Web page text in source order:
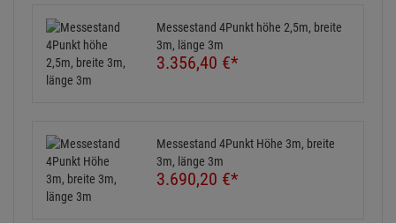
Messestand 4Punkt höhe 2,5m, breite
3m, länge 3m
3.356,40 €*
Messestand 4Punkt Höhe 3m, breite
3m, länge 3m
3.690,20 €*